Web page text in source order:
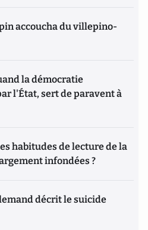
accoucha du villepino-
la démocratie
l'État, sert de paravent à
habitudes de lecture de la
infondées ?
décrit le suicide